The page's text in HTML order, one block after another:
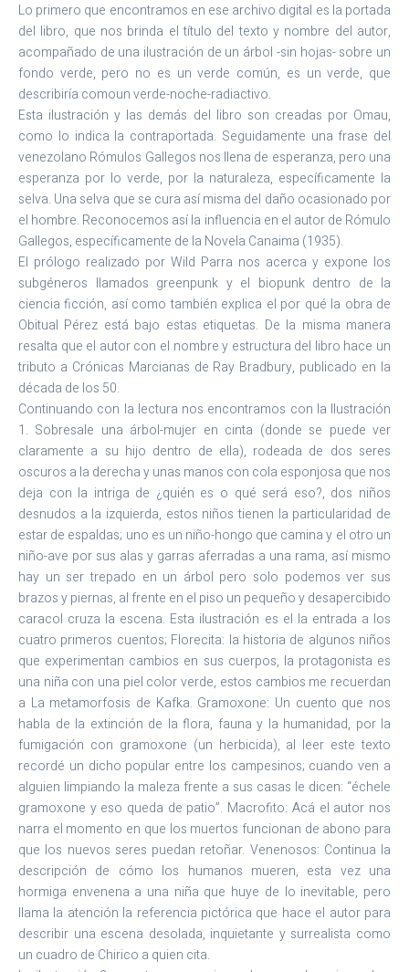
Lo primero que encontramos en ese archivo digital es la portada
del libro, que nos brinda el título del texto y nombre del autor,
acompañado de una ilustración de un árbol -sin hojas- sobre un
fondo verde, pero no es un verde común, es un verde, que
describiría comoun verde-noche-radiactivo.
Esta ilustración y las demás del libro son creadas por Omau,
como lo indica la contraportada. Seguidamente una frase del
venezolano Rómulos Gallegos nos llena de esperanza, pero una
esperanza por lo verde, por la naturaleza, específicamente la
selva. Una selva que se cura así misma del daño ocasionado por
el hombre. Reconocemos así la influencia en el autor de Rómulo
Gallegos, específicamente de la Novela Canaima (1935).
El prólogo realizado por Wild Parra nos acerca y expone los
subgéneros llamados greenpunk y el biopunk dentro de la
ciencia ficción, así como también explica el por qué la obra de
Obitual Pérez está bajo estas etiquetas. De la misma manera
resalta que el autor con el nombre y estructura del libro hace un
tributo a Crónicas Marcianas de Ray Bradbury, publicado en la
década de los 50.
Continuando con la lectura nos encontramos con la Ilustración
1. Sobresale una árbol-mujer en cinta (donde se puede ver
claramente a su hijo dentro de ella), rodeada de dos seres
oscuros a la derecha y unas manos con cola esponjosa que nos
deja con la intriga de ¿quién es o qué será eso?, dos niños
desnudos a la izquierda, estos niños tienen la particularidad de
estar de espaldas; uno es un niño-hongo que camina y el otro un
niño-ave por sus alas y garras aferradas a una rama, así mismo
hay un ser trepado en un árbol pero solo podemos ver sus
brazos y piernas, al frente en el piso un pequeño y desapercibido
caracol cruza la escena. Esta ilustración es el la entrada a los
cuatro primeros cuentos; Florecita: la historia de algunos niños
que experimentan cambios en sus cuerpos, la protagonista es
una niña con una piel color verde, estos cambios me recuerdan
a La metamorfosis de Kafka. Gramoxone: Un cuento que nos
habla de la extinción de la flora, fauna y la humanidad, por la
fumigación con gramoxone (un herbicida), al leer este texto
recordé un dicho popular entre los campesinos; cuando ven a
alguien limpiando la maleza frente a sus casas le dicen: “échele
gramoxone y eso queda de patio”. Macrofito: Acá el autor nos
narra el momento en que los muertos funcionan de abono para
que los nuevos seres puedan retoñar. Venenosos: Continua la
descripción de cómo los humanos mueren, esta vez una
hormiga envenena a una niña que huye de lo inevitable, pero
llama la atención la referencia pictórica que hace el autor para
describir una escena desolada, inquietante y surrealista como
un cuadro de Chirico a quien cita.